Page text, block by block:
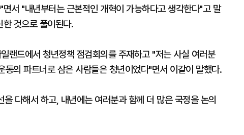
서 "내년부터는 근본적인 개혁이 가능하다고 생각한다"고 말
것으로 풀이된다.
랜드에서 청년정책 점검회의를 주재하고 "저는 사실 여러분
의 파트너로 삼은 사람들은 청년이었다"면서 이같이 말했다.
다해서 하고, 내년에는 여러분과 함께 더 많은 국정을 논의